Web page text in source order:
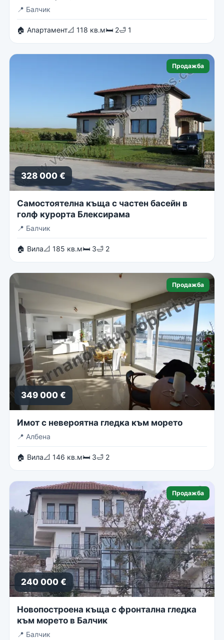
📍 Балчик
🏠 Апартамент📐 118 кв.м🛏 2🛁 1
Продажба
328 000 €
Самостоятелна къща с частен басейн в
голф курорта Блексирама
📍 Балчик
🏠 Вила📐 185 кв.м🛏 3🛁 2
Продажба
349 000 €
Имот с невероятна гледка към морето
📍 Албена
🏠 Вила📐 146 кв.м🛏 3🛁 2
Продажба
240 000 €
Новопостроена къща с фронтална гледка
към морето в Балчик
📍 Балчик